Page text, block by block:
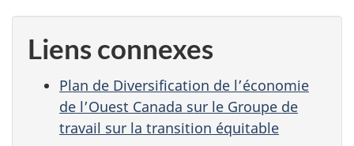
Liens connexes
Plan de Diversification de l’économie
de l’Ouest Canada sur le Groupe de
travail sur la transition équitable